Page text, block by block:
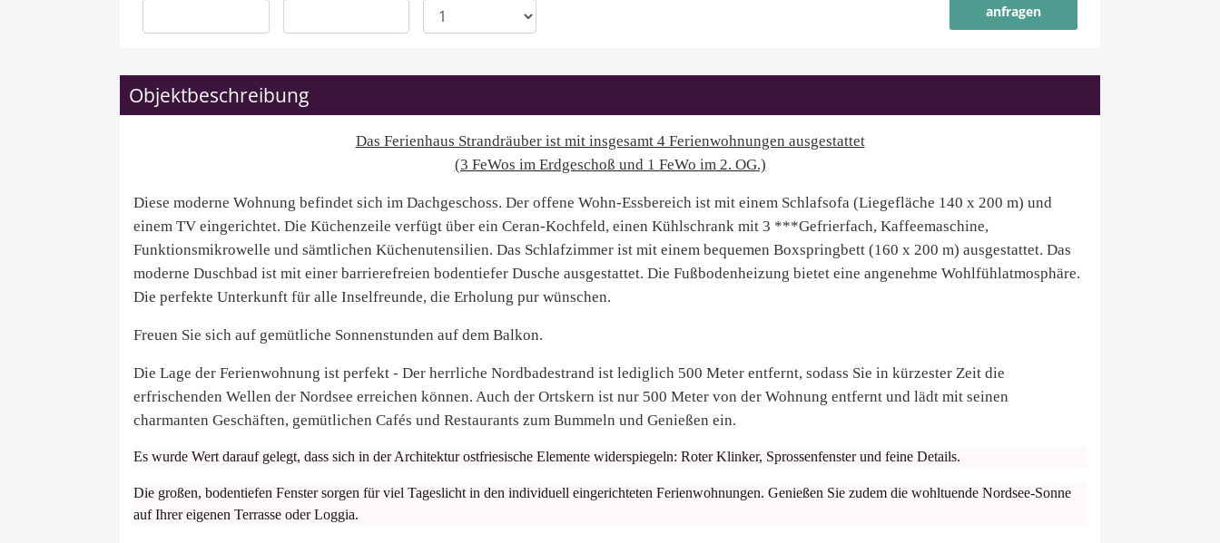
anfragen
Objektbeschreibung
Das Ferienhaus Strandräuber ist mit insgesamt 4 Ferienwohnungen ausgestattet
(3 FeWos im Erdgeschoß und 1 FeWo im 2. OG.)
Diese moderne Wohnung befindet sich im Dachgeschoss. Der offene Wohn-Essbereich ist mit einem Schlafsofa (Liegefläche 140 x 200 m) und
einem TV eingerichtet. Die Küchenzeile verfügt über ein Ceran-Kochfeld, einen Kühlschrank mit 3 ***Gefrierfach, Kaffeemaschine,
Funktionsmikrowelle und sämtlichen Küchenutensilien. Das Schlafzimmer ist mit einem bequemen Boxspringbett (160 x 200 m) ausgestattet. Das
moderne Duschbad ist mit einer barrierefreien bodentiefer Dusche ausgestattet. Die Fußbodenheizung bietet eine angenehme Wohlfühlatmosphäre.
Die perfekte Unterkunft für alle Inselfreunde, die Erholung pur wünschen.
Freuen Sie sich auf gemütliche Sonnenstunden auf dem Balkon.
Die Lage der Ferienwohnung ist perfekt - Der herrliche Nordbadestrand ist lediglich 500 Meter entfernt, sodass Sie in kürzester Zeit die
erfrischenden Wellen der Nordsee erreichen können. Auch der Ortskern ist nur 500 Meter von der Wohnung entfernt und lädt mit seinen
charmanten Geschäften, gemütlichen Cafés und Restaurants zum Bummeln und Genießen ein.
Es wurde Wert darauf gelegt, dass sich in der Architektur ostfriesische Elemente widerspiegeln: Roter Klinker, Sprossenfenster und feine Details.
Die großen, bodentiefen Fenster sorgen für viel Tageslicht in den individuell eingerichteten Ferienwohnungen. Genießen Sie zudem die wohltuende Nordsee-Sonne
auf Ihrer eigenen Terrasse oder Loggia.